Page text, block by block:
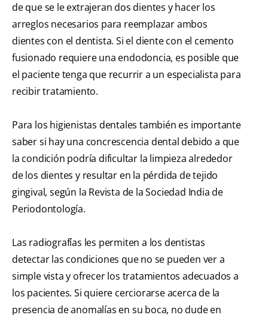
de que se le extrajeran dos dientes y hacer los
arreglos necesarios para reemplazar ambos
dientes con el dentista. Si el diente con el cemento
fusionado requiere una endodoncia, es posible que
el paciente tenga que recurrir a un especialista para
recibir tratamiento.
Para los higienistas dentales también es importante
saber si hay una concrescencia dental debido a que
la condición podría dificultar la limpieza alrededor
de los dientes y resultar en la pérdida de tejido
gingival, según la Revista de la Sociedad India de
Periodontología.
Las radiografías les permiten a los dentistas
detectar las condiciones que no se pueden ver a
simple vista y ofrecer los tratamientos adecuados a
los pacientes. Si quiere cerciorarse acerca de la
presencia de anomalías en su boca, no dude en